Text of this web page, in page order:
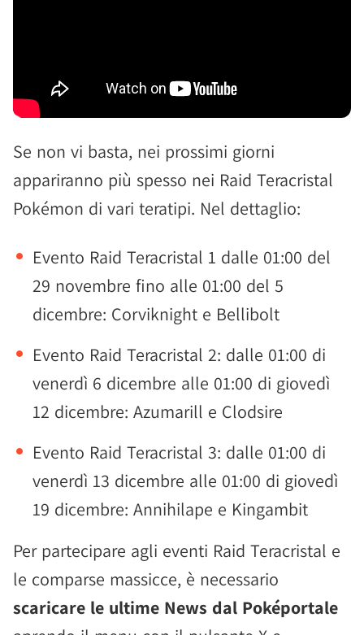
Se non vi basta, nei prossimi giorni
appariranno più spesso nei Raid Teracristal
Pokémon di vari teratipi. Nel dettaglio:
Evento Raid Teracristal 1 dalle 01:00 del
29 novembre fino alle 01:00 del 5
dicembre: Corviknight e Bellibolt
Evento Raid Teracristal 2: dalle 01:00 di
venerdì 6 dicembre alle 01:00 di giovedì
12 dicembre: Azumarill e Clodsire
Evento Raid Teracristal 3: dalle 01:00 di
venerdì 13 dicembre alle 01:00 di giovedì
19 dicembre: Annihilape e Kingambit
Per partecipare agli eventi Raid Teracristal e
le comparse massicce, è necessario
scaricare le ultime News dal Poképortale